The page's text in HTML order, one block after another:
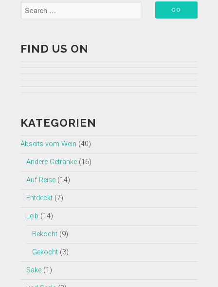
FIND US ON
anzeigen
Twitter
auf
Instagram
anzeigen
auf
anzeigen
UCHEzoa4kYDNenjlP_C_gKIg
YouTube
KATEGORIEN
Abseits vom Wein (40)
Andere Getränke(16)
Auf Reise(14)
Entdeckt(7)
Leib (14)
Bekocht(9)
Gekocht(3)
Sake(1)